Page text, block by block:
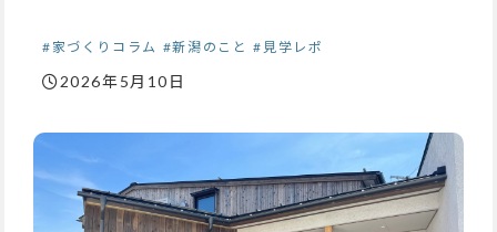
#家づくりコラム #新潟のこと #見学レポ
2026年5月10日